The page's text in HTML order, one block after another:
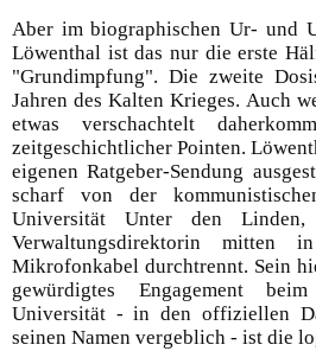
Aber im biographischen Ur- und
Löwenthal ist das nur die erste
"Grundimpfung". Die zweite
Jahren des Kalten Krieges. Auch
etwas verschachtelt
zeitgeschichtlicher Pointen.
eigenen Ratgeber-Sendung
scharf von der
Universität Unter den
Verwaltungsdirektorin mitten
Mikrofonkabel durchtrennt. Sein
gewürdigtes Engagement
Universität - in den offiziellen
seinen Namen vergeblich - ist die